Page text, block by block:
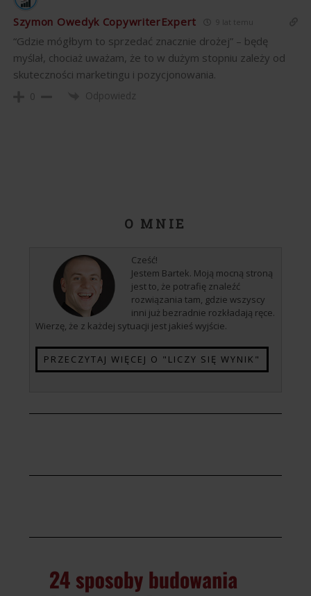
Szymon Owedyk CopywriterExpert 9 lat temu
“Gdzie mógłbym to sprzedać znacznie drożej” – będę
myślał, chociaż uważam, że to w dużym stopniu zależy od
skuteczności marketingu i pozycjonowania.
0 Odpowiedz
O MNIE
Cześć!
Jestem Bartek. Moją mocną stroną
jest to, że potrafię znaleźć
rozwiązania tam, gdzie wszyscy
inni już bezradnie rozkładają ręce.
Wierzę, że z każdej sytuacji jest jakieś wyjście.
PRZECZYTAJ WIĘCEJ O "LICZY SIĘ WYNIK"